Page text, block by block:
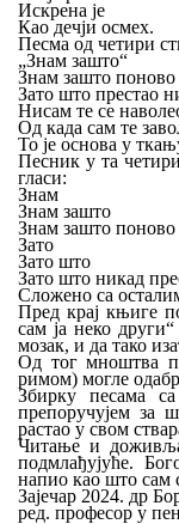
Искрена је
Као дечји осмех.
Песма од четири
„Знам зашто“
Знам зашто
Зато што престао
Нисам те се
Од када сам те
То је основа у
Песник у та
гласи:
Знам
Знам зашто
Знам зашто
Зато
Зато што
Зато што никад
Сложено са
Пред крај књиге
сам ја неко
мозак, и да тако
Од тог мноштва
римом) могле
Збирку песама
препоручујем за
растао у свом
Читање и
подмлађујуће.
напио као што сам
Зајечар 2024. др
ред. професор у